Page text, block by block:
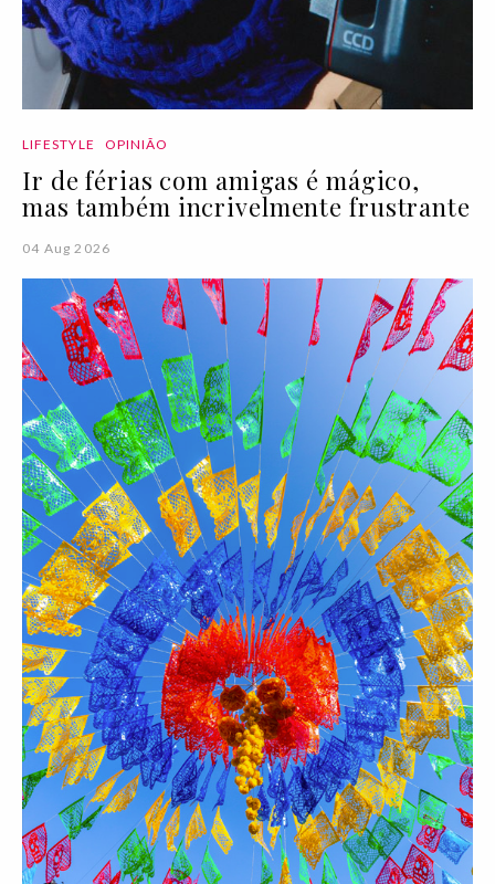
LIFESTYLE OPINIÃO
Ir de férias com amigas é mágico,
mas também incrivelmente frustrante
04 Aug 2026